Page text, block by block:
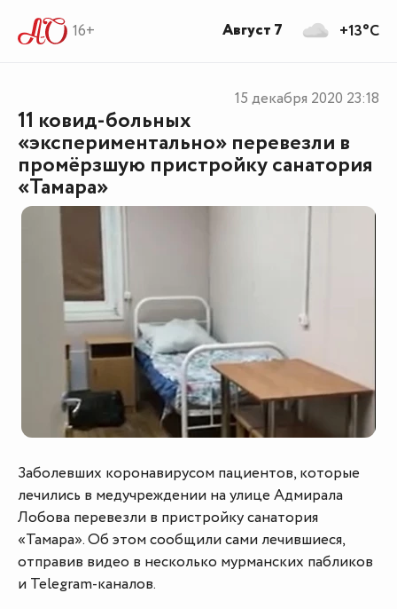
16+
11 ковид-больных
«экспериментально» перевезли в
промёрзшую пристройку санатория
«Тамара»
15 декабря 2020 23:18
Заболевших коронавирусом пациентов, которые
лечились в медучреждении на улице Адмирала
Лобова перевезли в пристройку санатория
«Тамара». Об этом сообщили сами лечившиеся,
отправив видео в несколько мурманских пабликов
и Telegram-каналов.
+13°C
Август 7